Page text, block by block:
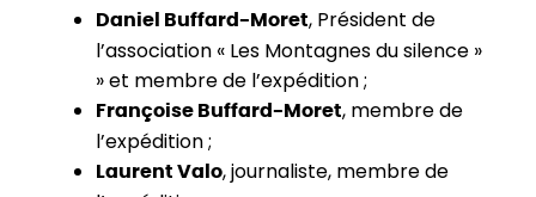
Daniel Buffard-Moret, Président de
l’association « Les Montagnes du silence »
» et membre de l’expédition ;
Françoise Buffard-Moret, membre de
l’expédition ;
Laurent Valo, journaliste, membre de